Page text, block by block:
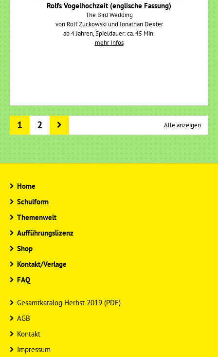
Rolfs Vogelhochzeit (englische Fassung)
The Bird Wedding
von Rolf Zuckowski und Jonathan Dexter
ab 4 Jahren, Spieldauer: ca. 45 Min.
mehr Infos
1 2 Alle anzeigen
Home
Schulform
Themenwelt
Aufführungslizenz
Shop
Kontakt/Verlage
FAQ
Gesamtkatalog Herbst 2019 (PDF)
AGB
Kontakt
Impressum